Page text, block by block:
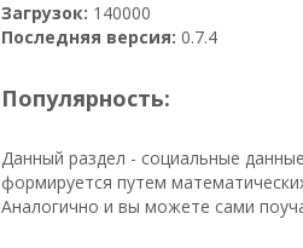
Загрузок: 140000
Последняя версия: 0.7.4
Популярность:
Данный раздел - социальные
формируется путем
Аналогично и вы можете сами